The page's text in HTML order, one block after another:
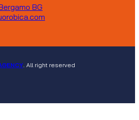
BG
. All right reserved